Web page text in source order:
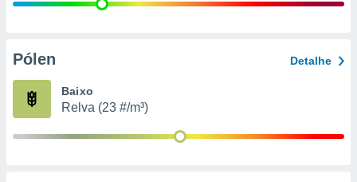
Pólen Detalhe
Baixo
Relva (23 #/m³)